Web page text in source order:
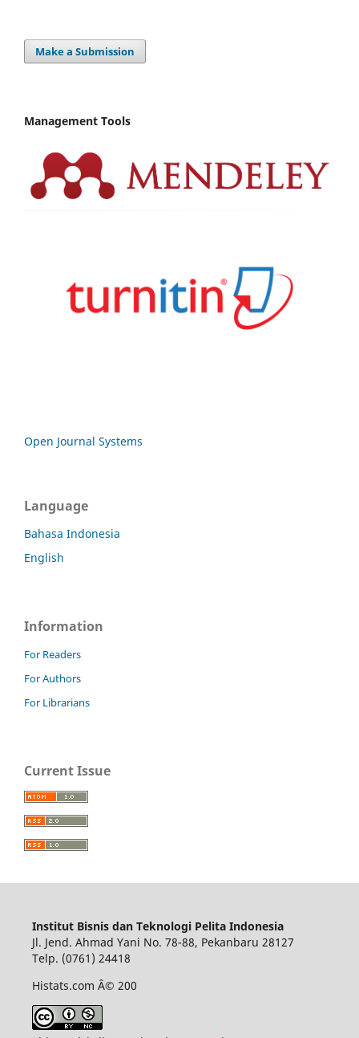
Make a Submission
Management Tools
Open Journal Systems
Language
Bahasa Indonesia
English
Information
For Readers
For Authors
For Librarians
Current Issue
Institut Bisnis dan Teknologi Pelita Indonesia
Jl. Jend. Ahmad Yani No. 78-88, Pekanbaru 28127
Telp. (0761) 24418
Histats.com Â© 200